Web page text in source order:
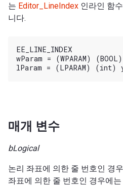
는 Editor_LineIndex 인라인 함
니다.
EE_LINE_INDEX
wParam = (WPARAM)
매개 변수
bLogical
논리 좌표에 의한 줄 번호인 경
좌표에 의한 줄 번호인 경우에